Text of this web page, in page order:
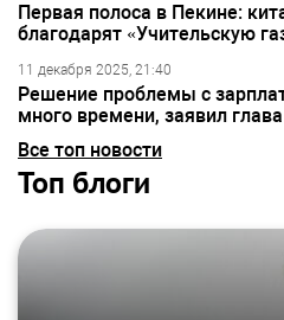
Первая полоса в Пекине:
благодарят «Учительскую
11 декабря 2025, 21:40
Решение проблемы с
много времени, заявил
Все топ новости
Топ блоги